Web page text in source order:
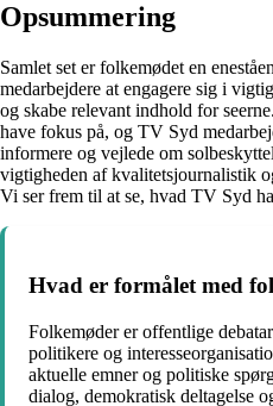
Opsummering
Samlet set er folkemødet en
medarbejdere at engagere sig i
og skabe relevant indhold for
have fokus på, og TV Syd
informere og vejlede om
vigtigheden af kvalitetsjournalistik
Vi ser frem til at se, hvad TV Syd
Hvad er formålet med
Folkemøder er offentlige
politikere og
aktuelle emner og politiske
dialog, demokratisk deltagelse